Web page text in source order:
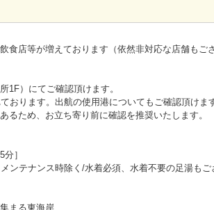
食店等が増えております（依然非対応な店舗もご
1F）にてご確認頂けます。
おります。出航の使用港についてもご確認頂けま
るため、お立ち寄り前に確認を推奨いたします。
］
ンテナンス時除く/水着必須、水着不要の足湯もご
まる東海岸